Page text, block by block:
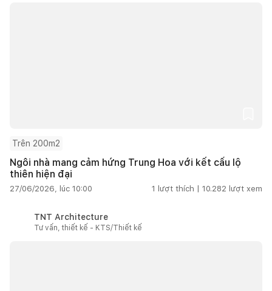
Trên 200m2
Ngôi nhà mang cảm hứng Trung Hoa với kết cấu lộ
thiên hiện đại
27/06/2026, lúc 10:00 1 lượt thích | 10.282 lượt xem
TNT Architecture
Tư vấn, thiết kế - KTS/Thiết kế